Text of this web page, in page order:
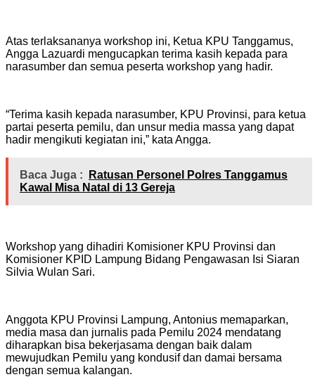
Atas terlaksananya workshop ini, Ketua KPU Tanggamus,
Angga Lazuardi mengucapkan terima kasih kepada para
narasumber dan semua peserta workshop yang hadir.
“Terima kasih kepada narasumber, KPU Provinsi, para ketua
partai peserta pemilu, dan unsur media massa yang dapat
hadir mengikuti kegiatan ini,” kata Angga.
Baca Juga :
Ratusan Personel Polres Tanggamus
Kawal Misa Natal di 13 Gereja
Workshop yang dihadiri Komisioner KPU Provinsi dan
Komisioner KPID Lampung Bidang Pengawasan Isi Siaran
Silvia Wulan Sari.
Anggota KPU Provinsi Lampung, Antonius memaparkan,
media masa dan jurnalis pada Pemilu 2024 mendatang
diharapkan bisa bekerjasama dengan baik dalam
mewujudkan Pemilu yang kondusif dan damai bersama
dengan semua kalangan.